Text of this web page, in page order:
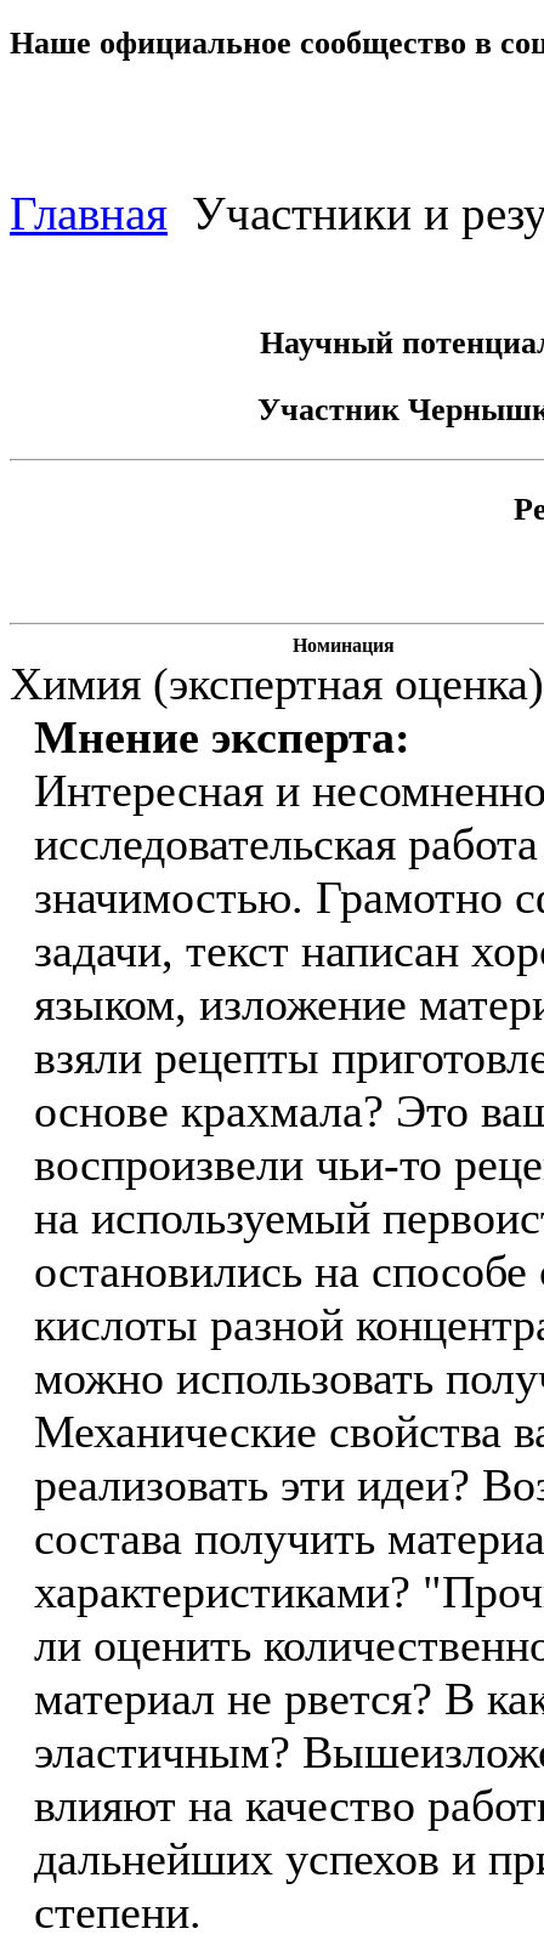
Наше официальное сообщество в
Главная Участники и
Научный
Участник
Номинация
Химия (экспертная оценка)
Мнение эксперта:
Интересная и
исследовательская
значимостью. Грамотно
задачи, текст написан
языком, изложение
взяли рецепты
основе крахмала? Это
воспроизвели чьи-то
на используемый
остановились на
кислоты разной
можно использовать
Механические свойства
реализовать эти идеи?
состава получить
характеристиками?
ли оценить
материал не рвется? В
эластичным?
влияют на качество
дальнейших успехов и
степени.